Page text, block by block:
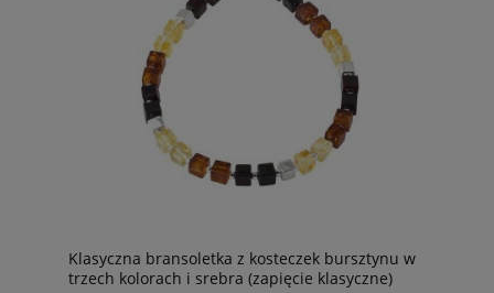
Klasyczna bransoletka z kosteczek bursztynu w
trzech kolorach i srebra (zapięcie klasyczne)